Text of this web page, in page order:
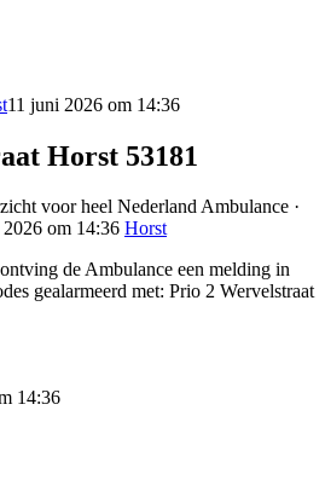
11 juni 2026 om 14:36
Horst 53181
voor heel Nederland Ambulance ·
om 14:36 Horst
de Ambulance een melding in
gealarmeerd met: Prio 2 Wervelstraat
14:36